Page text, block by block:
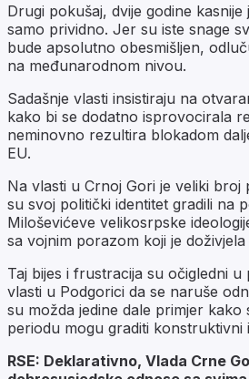
Drugi pokušaj, dvije godine kasnije
samo prividno. Jer su iste snage
bude apsolutno obesmišljen,
na međunarodnom nivou.
Sadašnje vlasti insistiraju na
kako bi se dodatno isprovocirala
neminovno rezultira blokadom
EU.
Na vlasti u Crnoj Gori je veliki broj
su svoj politički identitet gradili na
Miloševićeve velikosrpske
sa vojnim porazom koji je
Taj bijes i frustracija su očigledni u
vlasti u Podgorici da se naruše
su možda jedine dale primjer
periodu mogu graditi konstruktivni
RSE: Deklarativno, Vlada Crne